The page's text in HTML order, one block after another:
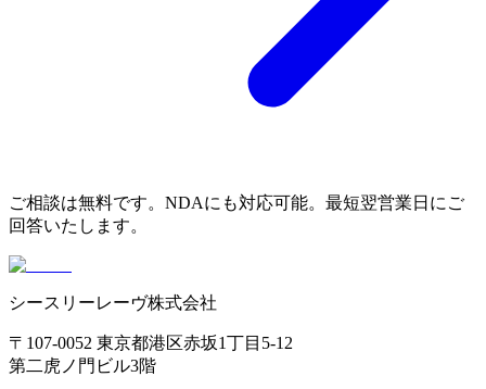
ご相談は無料です。NDAにも対応可能。最短翌営業日にご
回答いたします。
シースリーレーヴ株式会社
〒107-0052 東京都港区赤坂1丁目5-12
第二虎ノ門ビル3階